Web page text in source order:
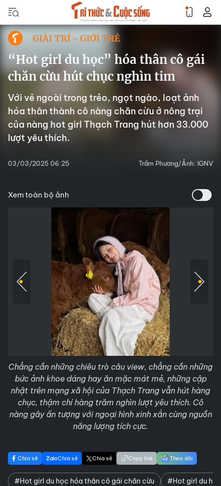
GIẢI TRÍ - GIỚI TRẺ
“Hot girl du học” hóa thân cô gái
chăn cừu hút chục nghìn tim
Với vẻ ngoài trong trẻo, ngọt ngào, loạt ảnh
hóa thân thành cô nàng chăn cừu ở nông trại
của nàng hot girl Thạch Trang hút hơn 33.000
lượt yêu thích.
03/03/2025 06:25 Trầm Phương/Ảnh: IGNV
Xem toàn bộ ảnh
Chẳng cần những chiêu trò câu view, chẳng cần những
bức ảnh khoe dáng hay ăn mặc mát mẻ, những cập
nhật trên mạng xã hội của Thạch Trang vẫn hút hàng
chục, thậm chí hàng trăm nghìn lượt yêu thích. Cô
nàng gây ấn tượng với ngoại hình xinh xắn cùng nguồn
năng lượng tích cực.
Chia sẻ Chia sẻ Chia sẻ Copy link Theo dõi
#Hot girl du học hóa thân cô gái chăn cừu #Hot girl du học